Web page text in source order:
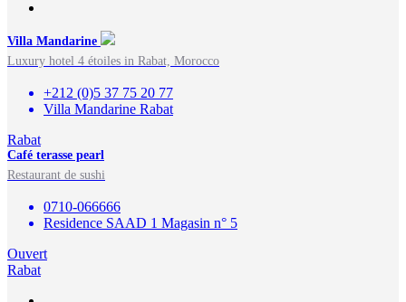
Villa Mandarine
Luxury hotel 4 étoiles in Rabat, Morocco
+212 (0)5 37 75 20 77
Villa Mandarine Rabat
Rabat
Café terasse pearl
Restaurant de sushi
0710-066666
Residence SAAD 1 Magasin n° 5
Ouvert
Rabat